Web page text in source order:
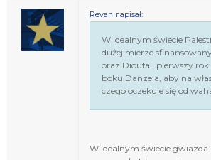
Revan napisał:
W idealnym świecie
dużej mierze
oraz Dioufa i pierwszy rok
boku Danzela, aby na
czego oczekuje się od
W idealnym świecie